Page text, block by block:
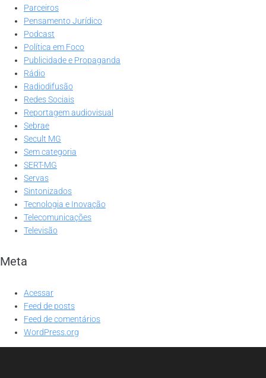
Parceiros
Pensamento Jurídico
Podcast
Política em Foco
Publicidade e Propaganda
Rádio
Radiodifusão
Redes Sociais
Reportagem audiovisual
Sebrae
Secult MG
Sem categoria
SERT-MG
Servas
Sintonizados
Tecnologia e Inovação
Telecomunicações
Televisão
Meta
Acessar
Feed de posts
Feed de comentários
WordPress.org